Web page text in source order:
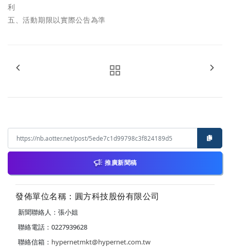
利
五、活動期限以實際公告為準
推廣新聞稿
發佈單位名稱：圓方科技股份有限公司
新聞聯絡人：張小姐
聯絡電話：0227939628
聯絡信箱： hypernetmkt@hypernet.com.tw